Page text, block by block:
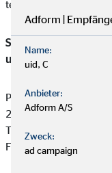
teilzunehmen:
Schlichtungsstelle
und Kreditvermittlung
Postfach 101424
20009 Hamburg
Tel: +49 (0) 40 -696
Fax: +49 (0) 40 - 696
Adform |
Name:
uid, C
Anbieter:
Adform A/S
Zweck:
ad campaign